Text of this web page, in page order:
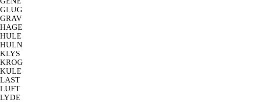
GLUG
GRAV
HAGE
HULE
HULN
KLYS
KROG
KULE
LAST
LUFT
LYDE